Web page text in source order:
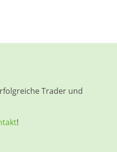
Trader und
!